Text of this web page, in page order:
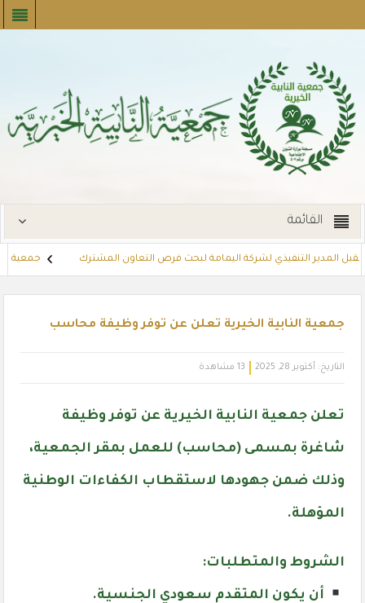
القائمة
المدير التنفيذي لشركة اليمامة لبحث فرص التعاون المشترك جمعية
جمعية النابية الخيرية تعلن عن توفر وظيفة محاسب
التاريخ: أكتوبر 28, 2025 13 مشاهدة
تعلن جمعية النابية الخيرية عن توفر وظيفة
شاغرة بمسمى(محاسب) للعمل بمقر الجمعية،
وذلك ضمن جهودها لاستقطاب الكفاءات الوطنية
المؤهلة.
الشروط والمتطلبات:
أن يكون المتقدم سعودي الجنسية.